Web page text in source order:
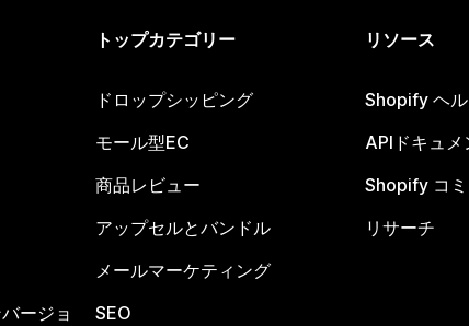
ージョ
トップカテゴリー
ドロップシッピング
モール型EC
商品レビュー
アップセルとバンドル
メールマーケティング
SEO
リソース
Shopify ヘ
APIドキュメ
Shopify コ
リサーチ